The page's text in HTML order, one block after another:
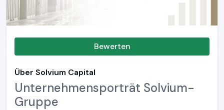
Bewerten
Über Solvium Capital
Unternehmensporträt Solvium-
Gruppe